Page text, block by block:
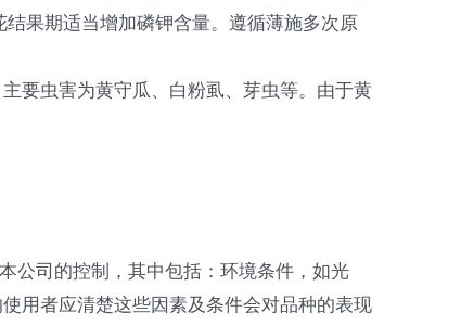
果期适当增加磷钾含量。遵循薄施多次原
要虫害为黄守瓜、白粉虱、芽虫等。由于黄
公司的控制，其中包括：环境条件，如光
用者应清楚这些因素及条件会对品种的表现